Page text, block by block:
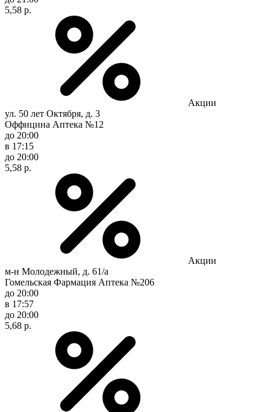
5,58 р.
Акции
ул. 50 лет Октября, д. 3
Оффицина Аптека №12
до 20:00
в 17:15
до 20:00
5,58 р.
Акции
м-н Молодежный, д. 61/а
Гомельская Фармация Аптека №206
до 20:00
в 17:57
до 20:00
5,68 р.